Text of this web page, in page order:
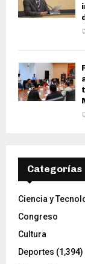
Categorías
Ciencia y
Congreso
Cultura
Deportes (1,394)